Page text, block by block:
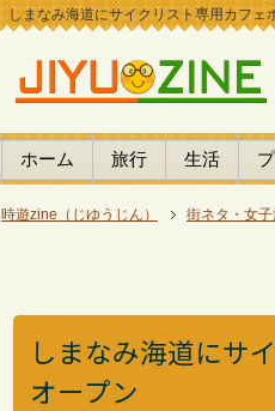
しまなみ海道にサイクリスト専用カフ
ホーム 旅行 生活
時遊zine（じゆうじん） 街ネタ・女子
しまなみ海道にサ
オープン